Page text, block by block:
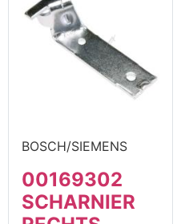
BOSCH/SIEMENS
00169302
SCHARNIER